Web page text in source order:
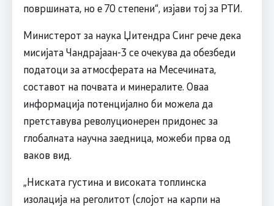
површината, но е 70 степени“, изјави тој за РТИ.
Министерот за наука Џитендра Синг рече дека
мисијата Чандрајаан-3 се очекува да обезбеди
податоци за атмосферата на Месечината,
составот на почвата и минералите. Оваа
информација потенцијално би можела да
претставува револуционерен придонес за
глобалната научна заедница, можеби прва од
ваков вид.
„Ниската густина и високата топлинска
изолација на реголитот (слојот на карпи на